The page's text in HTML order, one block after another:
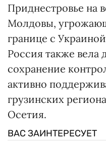
Приднестровье на
Молдовы,
границе с
Россия также вела
сохранение
активно
грузинских
Осетия.
ВАС ЗАИНТЕРЕСУЕТ